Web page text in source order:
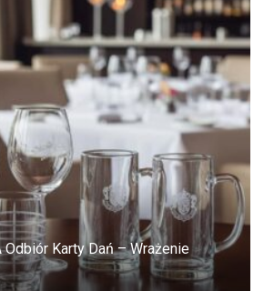
Odbiór Karty Dań – Wrażenie